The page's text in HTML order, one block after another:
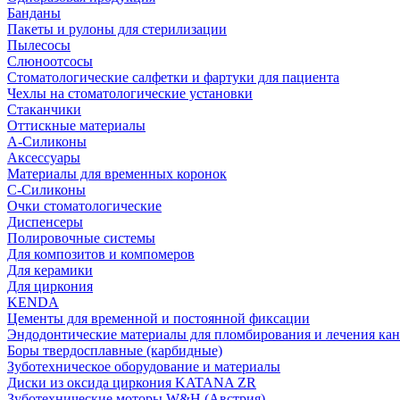
Банданы
Пакеты и рулоны для стерилизации
Пылесосы
Слюноотсосы
Стоматологические салфетки и фартуки для пациента
Чехлы на стоматологические установки
Стаканчики
Оттискные материалы
А-Силиконы
Аксессуары
Материалы для временных коронок
С-Силиконы
Очки стоматологические
Диспенсеры
Полировочные системы
Для композитов и компомеров
Для керамики
Для циркония
KENDA
Цементы для временной и постоянной фиксации
Эндодонтические материалы для пломбирования и лечения
Боры твердосплавные (карбидные)
Зуботехническое оборудование и материалы
Диски из оксида циркония KATANA ZR